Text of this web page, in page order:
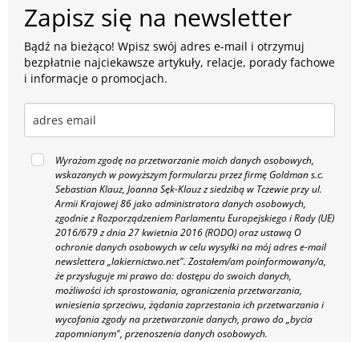
Zapisz się na newsletter
Bądź na bieżąco! Wpisz swój adres e-mail i otrzymuj
bezpłatnie najciekawsze artykuły, relacje, porady fachowe
i informacje o promocjach.
Wyrażam zgodę na przetwarzanie moich danych osobowych,
wskazanych w powyższym formularzu przez firmę Goldman s.c.
Sebastian Klauz, Joanna Sęk-Klauz z siedzibą w Tczewie przy ul.
Armii Krajowej 86 jako administratora danych osobowych,
zgodnie z Rozporządzeniem Parlamentu Europejskiego i Rady (UE)
2016/679 z dnia 27 kwietnia 2016 (RODO) oraz ustawą O
ochronie danych osobowych w celu wysyłki na mój adres e-mail
newslettera „lakiernictwo.net". Zostałem/am poinformowany/a,
że przysługuje mi prawo do: dostępu do swoich danych,
możliwości ich sprostowania, ograniczenia przetwarzania,
wniesienia sprzeciwu, żądania zaprzestania ich przetwarzania i
wycofania zgody na przetwarzanie danych, prawo do „bycia
zapomnianym", przenoszenia danych osobowych.